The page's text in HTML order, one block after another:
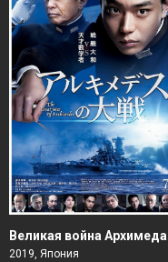
Великая война Архимеда
2019, Япония